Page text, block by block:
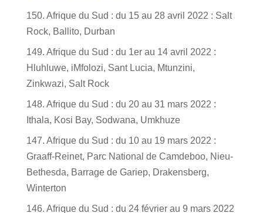
150. Afrique du Sud : du 15 au 28 avril 2022 : Salt
Rock, Ballito, Durban
149. Afrique du Sud : du 1er au 14 avril 2022 :
Hluhluwe, iMfolozi, Sant Lucia, Mtunzini,
Zinkwazi, Salt Rock
148. Afrique du Sud : du 20 au 31 mars 2022 :
Ithala, Kosi Bay, Sodwana, Umkhuze
147. Afrique du Sud : du 10 au 19 mars 2022 :
Graaff-Reinet, Parc National de Camdeboo, Nieu-
Bethesda, Barrage de Gariep, Drakensberg,
Winterton
146. Afrique du Sud : du 24 février au 9 mars 2022